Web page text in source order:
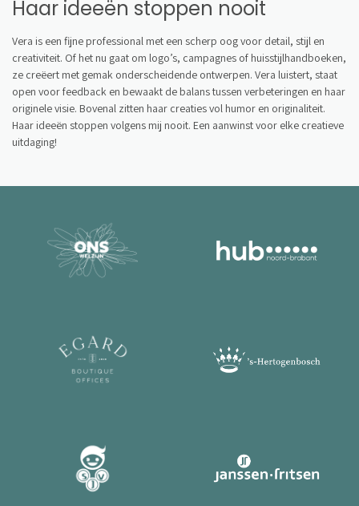
Haar ideeën stoppen nooit
Vera is een fijne professional met een scherp oog voor detail, stijl en
creativiteit. Of het nu gaat om logo’s, campagnes of huisstijlhandboeken,
ze creëert met gemak onderscheidende ontwerpen. Vera luistert, staat
open voor feedback en bewaakt de balans tussen verbeteringen en haar
originele visie. Bovenal zitten haar creaties vol humor en originaliteit.
Haar ideeën stoppen volgens mij nooit. Een aanwinst voor elke creatieve
uitdaging!